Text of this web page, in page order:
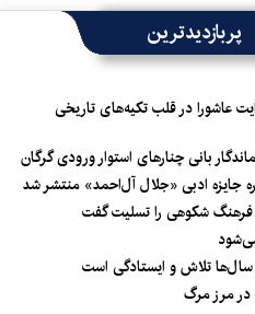
پربازدیدترین
عاشورا در قلب تکیه‌های تاریخی
بانی چنارهای استوار ورودی گرگان
جایزه ادبی «جلال آل‌احمد» منتشر شد
شکوهی را تسلیت گفت
تلاش و ایستادگی است
در مرز مرگ